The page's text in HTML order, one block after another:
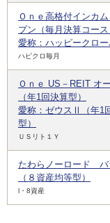
Ｏｎｅ高格付インカ
プン（毎月決算コース
愛称：ハッピークロー
ハピクロ毎月
Ｏｎｅ US－REIT オ
（年1回決算型）
愛称：ゼウスⅡ（年1
型）
ＵＳリト１Ｙ
たわらノーロード バ
（８資産均等型）
l・8資産